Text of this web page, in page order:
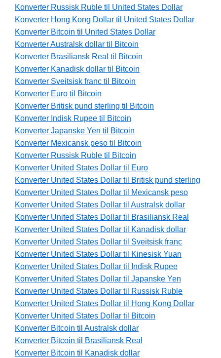
Konverter Russisk Ruble til United States Dollar
Konverter Hong Kong Dollar til United States Dollar
Konverter Bitcoin til United States Dollar
Konverter Australsk dollar til Bitcoin
Konverter Brasiliansk Real til Bitcoin
Konverter Kanadisk dollar til Bitcoin
Konverter Sveitsisk franc til Bitcoin
Konverter Euro til Bitcoin
Konverter Britisk pund sterling til Bitcoin
Konverter Indisk Rupee til Bitcoin
Konverter Japanske Yen til Bitcoin
Konverter Mexicansk peso til Bitcoin
Konverter Russisk Ruble til Bitcoin
Konverter United States Dollar til Euro
Konverter United States Dollar til Britisk pund sterling
Konverter United States Dollar til Mexicansk peso
Konverter United States Dollar til Australsk dollar
Konverter United States Dollar til Brasiliansk Real
Konverter United States Dollar til Kanadisk dollar
Konverter United States Dollar til Sveitsisk franc
Konverter United States Dollar til Kinesisk Yuan
Konverter United States Dollar til Indisk Rupee
Konverter United States Dollar til Japanske Yen
Konverter United States Dollar til Russisk Ruble
Konverter United States Dollar til Hong Kong Dollar
Konverter United States Dollar til Bitcoin
Konverter Bitcoin til Australsk dollar
Konverter Bitcoin til Brasiliansk Real
Konverter Bitcoin til Kanadisk dollar